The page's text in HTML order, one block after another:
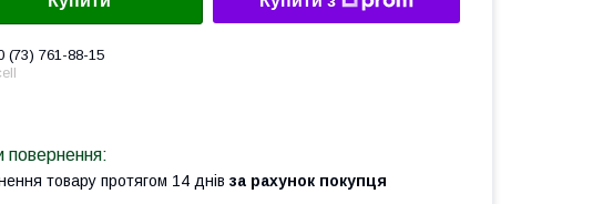
(73) 761-88-15
товару протягом 14 днів за рахунок покупця